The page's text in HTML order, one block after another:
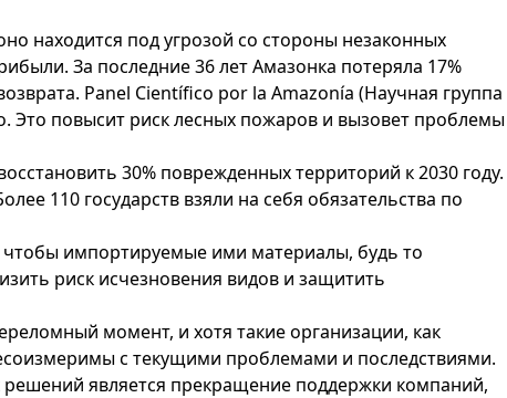
находится под угрозой со стороны незаконных
За последние 36 лет Амазонка потеряла 17%
Panel Científico por la Amazonía (Научная группа
Это повысит риск лесных пожаров и вызовет проблемы
30% поврежденных территорий к 2030 году.
110 государств взяли на себя обязательства по
чтобы импортируемые ими материалы, будь то
риск исчезновения видов и защитить
момент, и хотя такие организации, как
с текущими проблемами и последствиями.
является прекращение поддержки компаний,